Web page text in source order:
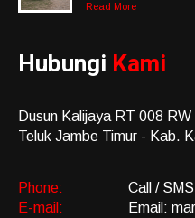
Read More
Hubungi Kami
Dusun Kalijaya RT 008
Teluk Jambe Timur - Kab.
Phone:
Call /
E-mail:
Email: